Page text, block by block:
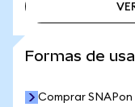
Formas de
Comprar SNAPon